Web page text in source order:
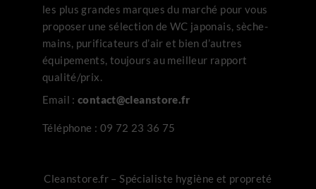
les plus grandes marques du marché pour vous
proposer une sélection de WC japonais, sèche-
mains, purificateurs d’air et bien d’autres
équipements, toujours au meilleur rapport
qualité/prix.
Email : contact@cleanstore.fr
Téléphone : 09 72 23 36 75
Cleanstore.fr – Spécialiste hygiène et propreté